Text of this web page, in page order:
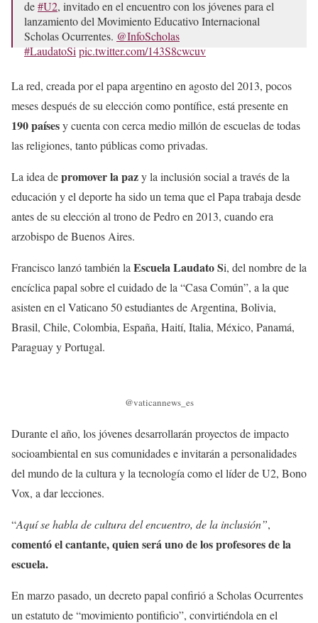
de#U2, invitado en el encuentro con los jóvenes para el
lanzamiento del Movimiento Educativo Internacional
Scholas Ocurrentes. @InfoScholas
#LaudatoSi pic.twitter.com/143S8cwcuv
La red, creada por el papa argentino en agosto del 2013, pocos
meses después de su elección como pontífice, está presente en
190 paísesy cuenta con cerca medio millón de escuelas de todas
las religiones, tanto públicas como privadas.
La idea depromover la pazy la inclusión social a través de la
educación y el deporte ha sido un tema que el Papa trabaja desde
antes de su elección al trono de Pedro en 2013, cuando era
arzobispo de Buenos Aires.
Francisco lanzó también la Escuela Laudato Si, del nombre de la
encíclica papal sobre el cuidado de la “Casa Común”, a la que
asisten en el Vaticano 50 estudiantes de Argentina, Bolivia,
Brasil, Chile, Colombia, España, Haití, Italia, México, Panamá,
Paraguay y Portugal.
@vaticannews_es
Durante el año, los jóvenes desarrollarán proyectos de impacto
socioambiental en sus comunidades e invitarán a personalidades
del mundo de la cultura y la tecnología como el líder de U2, Bono
Vox, a dar lecciones.
“Aquí se habla de cultura del encuentro, de la inclusión”,
comentó el cantante, quien será uno de los profesores de la
escuela.
En marzo pasado, un decreto papal confirió a Scholas Ocurrentes
un estatuto de “movimiento pontificio”, convirtiéndola en el